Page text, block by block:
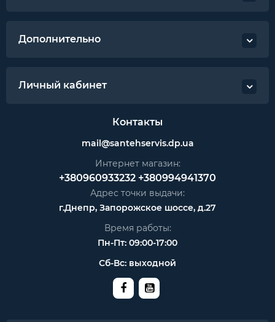
Дополнительно
Личный кабинет
Контакты
mail@santehservis.dp.ua
Интернет магазин:
+380960933232 +380994941370
Адрес точки выдачи:
г.Днепр, Запорожское шоссе, д.27
Время работы:
Пн-Пт: 09:00-17:00
Сб-Вс: выходной